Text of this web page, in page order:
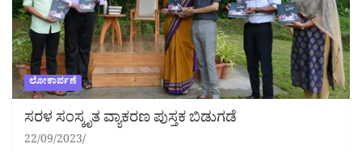
ಲೋಕಾರ್ಪಣೆ
ಸರಳ ಸಂಸ್ಕೃತ ವ್ಯಾಕರಣ ಪುಸ್ತಕ ಬಿಡುಗಡೆ
22/09/2023